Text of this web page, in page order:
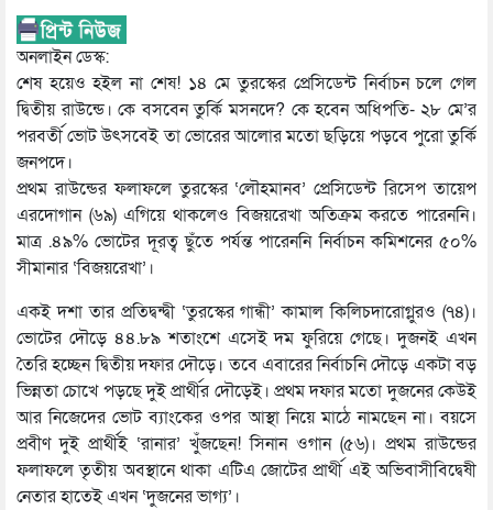
অনলাইন ডেস্ক:
শেষ হয়েও হইল না শেষ! ১৪ মে তুরস্কের প্রেসিডেন্ট নির্বাচন চলে গেল
দ্বিতীয় রাউন্ডে। কে বসবেন তুর্কি মসনদে? কে হবেন অধিপতি- ২৮ মে’র
পরবর্তী ভোট উৎসবেই তা ভোরের আলোর মতো ছড়িয়ে পড়বে পুরো তুর্কি
জনপদে।
প্রথম রাউন্ডের ফলাফলে তুরস্কের ‘লৌহমানব’ প্রেসিডেন্ট রিসেপ তায়েপ
এরদোগান (৬৯) এগিয়ে থাকলেও বিজয়রেখা অতিক্রম করতে পারেননি।
মাত্র .৪৯% ভোটের দূরত্ব ছুঁতে পর্যন্ত পারেননি নির্বাচন কমিশনের ৫০%
সীমানার ‘বিজয়রেখা’।
একই দশা তার প্রতিদ্বন্দ্বী ‘তুরস্কের গান্ধী’ কামাল কিলিচদারোগ্লুরও (৭৪)।
ভোটের দৌড়ে ৪৪.৮৯ শতাংশে এসেই দম ফুরিয়ে গেছে। দুজনই এখন
তৈরি হচ্ছেন দ্বিতীয় দফার দৌড়ে। তবে এবারের নির্বাচনি দৌড়ে একটা বড়
ভিন্নতা চোখে পড়ছে দুই প্রার্থীর দৌড়েই। প্রথম দফার মতো দুজনের কেউই
আর নিজেদের ভোট ব্যাংকের ওপর আস্থা নিয়ে মাঠে নামছেন না। বয়সে
প্রবীণ দুই প্রার্থীই ‘রানার’ খুঁজছেন! সিনান ওগান (৫৬)। প্রথম রাউন্ডের
ফলাফলে তৃতীয় অবস্থানে থাকা এটিএ জোটের প্রার্থী এই অভিবাসীবিদ্বেষী
নেতার হাতেই এখন ‘দুজনের ভাগ্য’।